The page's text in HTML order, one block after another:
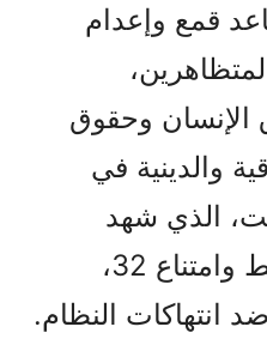
قمع وإعدام
الإنسان وحقوق
والدينية في
الذي شهد
معارضة 14 عضواً فقط وامتناع 32،
انتهاكات النظام.